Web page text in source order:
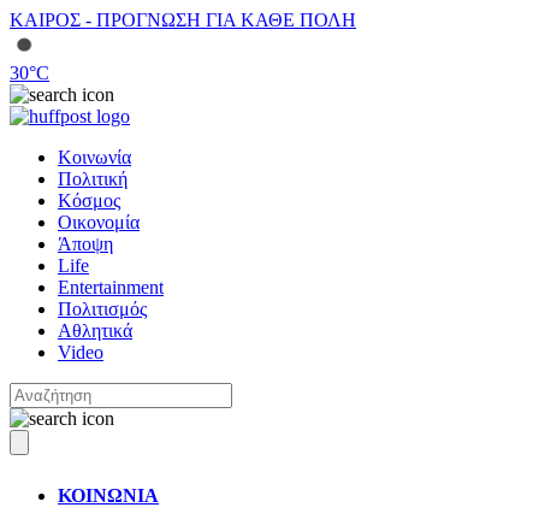
ΚΑΙΡΟΣ - ΠΡΟΓΝΩΣΗ ΓΙΑ ΚΑΘΕ ΠΟΛΗ
30°C
Κοινωνία
Πολιτική
Κόσμος
Οικονομία
Άποψη
Life
Entertainment
Πολιτισμός
Αθλητικά
Video
ΚΟΙΝΩΝΙΑ